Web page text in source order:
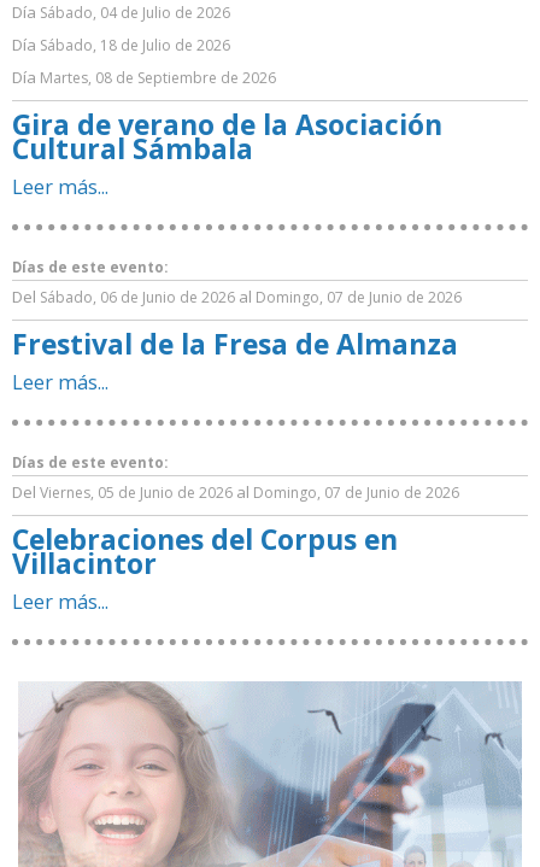
Día Sábado, 04 de Julio de 2026
Día Sábado, 18 de Julio de 2026
Día Martes, 08 de Septiembre de 2026
Gira de verano de la Asociación
Cultural Sámbala
Leer más...
Días de este evento:
Del Sábado, 06 de Junio de 2026 al Domingo, 07 de Junio de 2026
Frestival de la Fresa de Almanza
Leer más...
Días de este evento:
Del Viernes, 05 de Junio de 2026 al Domingo, 07 de Junio de 2026
Celebraciones del Corpus en
Villacintor
Leer más...